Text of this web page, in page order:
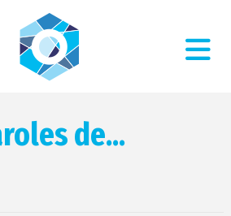
de...